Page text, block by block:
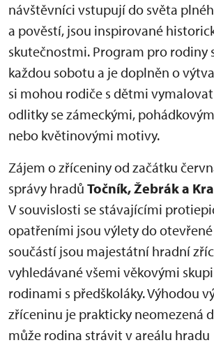
návštěvníci vstupují do světa
a pověstí, jsou inspirované
skutečnostmi. Program pro rodiny
každou sobotu a je doplněn o
si mohou rodiče s dětmi
odlitky se zámeckými,
nebo květinovými motivy.
Zájem o zříceniny od začátku
správy hradů Točník, Žebrák a
V souvislosti se stávajícími
opatřeními jsou výlety do
součástí jsou majestátní hradní
vyhledávané všemi věkovými
rodinami s předškoláky. Výhodou
zříceninu je prakticky neomezená
může rodina strávit v areálu hradu